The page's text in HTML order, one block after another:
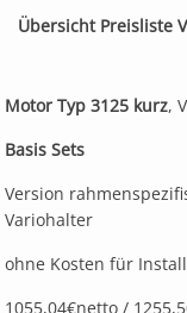
Übersicht Preisliste
Motor Typ 3125 kurz,
Basis Sets
Version
Variohalter
ohne Kosten für
1055,04€netto /